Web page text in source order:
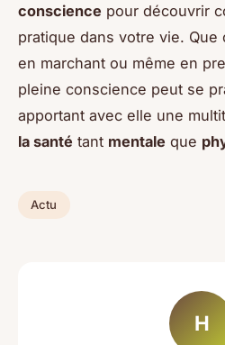
conscience pour découvrir
pratique dans votre vie. Que
en marchant ou même en
pleine conscience peut se
apportant avec elle une
la santé tant mentale que
Actu
H